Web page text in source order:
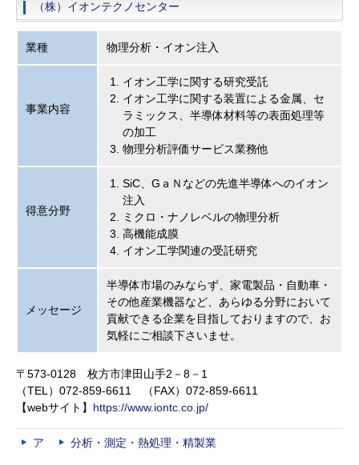
（株）イオンテクノセンター
業種 物理分析・イオン注入
事業内容
イオン工学に関する研究受託
イオン工学に関する装置による金属、セ
ラミックス、半導体材料等の表面処理等
の加工
物理分析評価サービス業務他
得意分野
SiC、GａＮなどの先進半導体へのイオン
注入
ミクロ・ナノレベルの物理分析
高機能成膜
イオン工学関連の受託研究
メッセージ
半導体市場のみならず、家電製品・自動車・
その他産業機器など、あらゆる分野において
貢献できる企業を目指しておりますので、お
気軽にご相談下さいませ。
〒573-0128 枚方市津田山手2－8－1
（TEL）072-859-6611 （FAX）072-859-6611
【webサイト】 https://www.iontc.co.jp/
ア 分析・測定・熱処理・精製業